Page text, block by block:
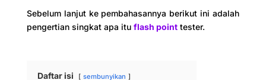
Sebelum lanjut ke pembahasannya berikut ini adalah
pengertian singkat apa itu flash pointtester.
Daftar isi sembunyikan